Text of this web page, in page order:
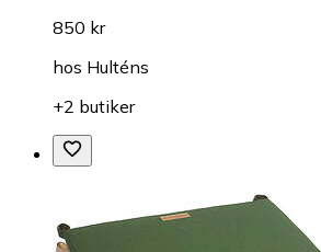
850 kr
hos Hulténs
+2 butiker